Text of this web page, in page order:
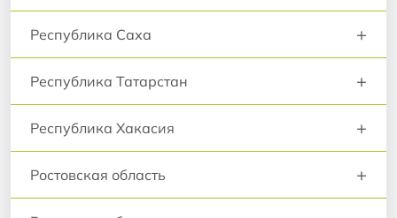
Республика Саха +
Республика Татарстан +
Республика Хакасия +
Ростовская область +